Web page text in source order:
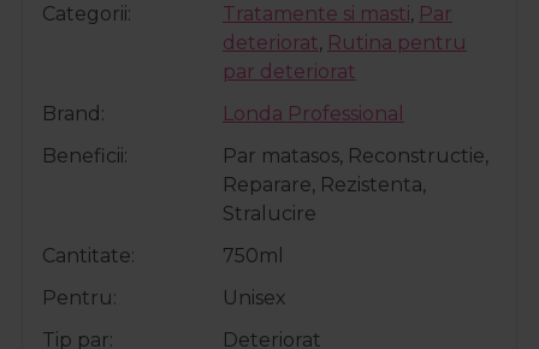
Categorii
Tratamente si masti, Par
deteriorat, Rutina pentru
par deteriorat
Brand
Londa Professional
Beneficii
Par matasos, Reconstructie,
Reparare, Rezistenta,
Stralucire
Cantitate
750ml
Pentru
Unisex
Tip par
Deteriorat